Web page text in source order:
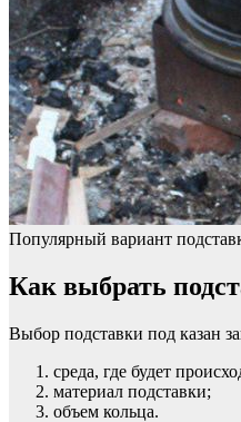
Популярный вариант
Как выбрать
Выбор подставки под казан
среда, где будет
материал подставки;
объем кольца.